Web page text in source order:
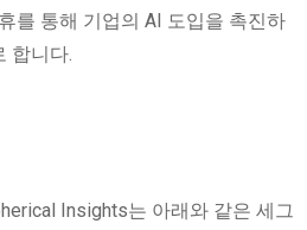
를 통해 기업의 AI 도입을 촉진하
합니다.
Insights는 아래와 같은 세그